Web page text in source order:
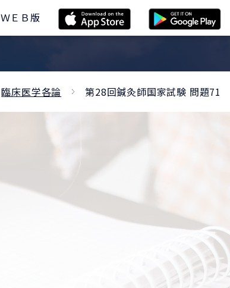
ＷＥＢ版
臨床医学各論 第28回鍼灸師国家試験 問題71